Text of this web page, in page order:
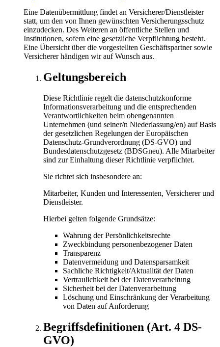
Eine Datenübermittlung findet an Versicherer/Dienstleister
statt, um den von Ihnen gewünschten Versicherungsschutz
einzudecken. Des Weiteren an öffentliche Stellen und
Institutionen, sofern eine gesetzliche Verpflichtung besteht.
Eine Übersicht über die vorgestellten Geschäftspartner sowie
Versicherer händigen wir auf Wunsch aus.
Geltungsbereich
Diese Richtlinie regelt die datenschutzkonforme
Informationsverarbeitung und die entsprechenden
Verantwortlichkeiten beim obengenannten
Unternehmen (und seiner/n Niederlassung/en) auf Basis
der gesetzlichen Regelungen der Europäischen
Datenschutz-Grundverordnung (DS-GVO) und
Bundesdatenschutzgesetz (BDSGneu). Alle Mitarbeiter
sind zur Einhaltung dieser Richtlinie verpflichtet.
Sie richtet sich insbesondere an:
Mitarbeiter, Kunden und Interessenten, Versicherer und
Dienstleister.
Hierbei gelten folgende Grundsätze:
Wahrung der Persönlichkeitsrechte
Zweckbindung personenbezogener Daten
Transparenz
Datenvermeidung und Datensparsamkeit
Sachliche Richtigkeit/Aktualität der Daten
Vertraulichkeit bei der Datenverarbeitung
Sicherheit bei der Datenverarbeitung
Löschung und Einschränkung der Verarbeitung
von Daten auf Anforderung
Begriffsdefinitionen (Art. 4 DS-
GVO)